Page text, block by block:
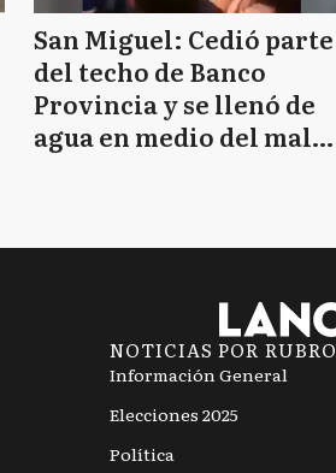
San Miguel: Cedió parte
del techo de Banco
Provincia y se llenó de
agua en medio del mal
NOTICIAS POR RUBRO
Información General
Elecciones 2025
Política